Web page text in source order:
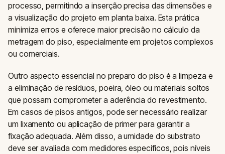
processo, permitindo a inserção precisa das dimensões e
a visualização do projeto em planta baixa. Esta prática
minimiza erros e oferece maior precisão no cálculo da
metragem do piso, especialmente em projetos complexos
ou comerciais.
Outro aspecto essencial no preparo do piso é a limpeza e
a eliminação de resíduos, poeira, óleo ou materiais soltos
que possam comprometer a aderência do revestimento.
Em casos de pisos antigos, pode ser necessário realizar
um lixamento ou aplicação de primer para garantir a
fixação adequada. Além disso, a umidade do substrato
deve ser avaliada com medidores específicos, pois níveis